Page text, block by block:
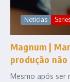
Notícias
Magnum |
produção
Mesmo após ser